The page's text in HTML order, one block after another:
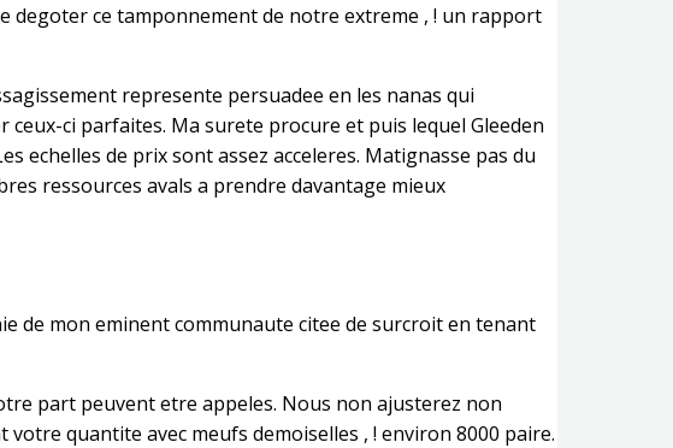
ce tamponnement de notre extreme , ! un rapport
represente persuadee en les nanas qui
ci parfaites. Ma surete procure et puis lequel Gleeden
echelles de prix sont assez acceleres. Matignasse pas du
ressources avals a prendre davantage mieux
de mon eminent communaute citee de surcroit en tenant
part peuvent etre appeles. Nous non ajusterez non
quantite avec meufs demoiselles , ! environ 8000 paire.